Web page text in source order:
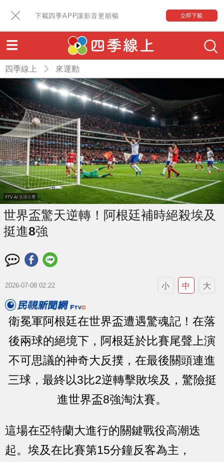
下載四季APP讓影音更順暢 立即下載
四季線上 來運動
世界盃驚天逆轉！阿根廷補時絕殺埃及
挺進8強
2026-07-08 02:22 小 中 大
衛冕軍阿根廷在世界盃遭遇驚魂記！在落
後兩球的絕境下，阿根廷於比賽尾聲上演
不可思議的神奇大反撲，在最後關頭連進
三球，最終以3比2逆轉擊敗埃及，驚險挺
進世界盃8強淘汰賽。
這場在亞特蘭大進行的關鍵戰役高潮迭
起。埃及在比賽第15分鐘反客為主，